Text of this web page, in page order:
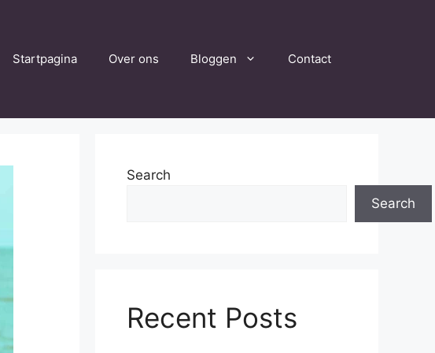
Startpagina Over ons Bloggen Contact
Search
Search
Recent Posts